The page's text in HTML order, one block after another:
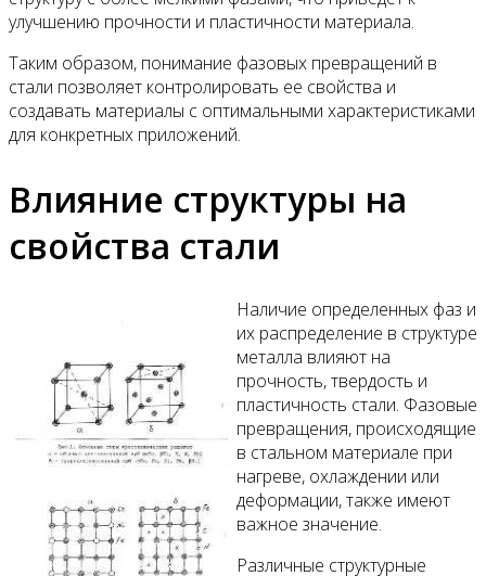
улучшению прочности и пластичности материала.
Таким образом, понимание фазовых превращений в
стали позволяет контролировать ее свойства и
создавать материалы с оптимальными характеристиками
для конкретных приложений.
Влияние структуры на
свойства стали
Наличие определенных фаз и
их распределение в структуре
металла влияют на
прочность, твердость и
пластичность стали. Фазовые
превращения, происходящие
в стальном материале при
нагреве, охлаждении или
деформации, также имеют
важное значение.
Различные структурные